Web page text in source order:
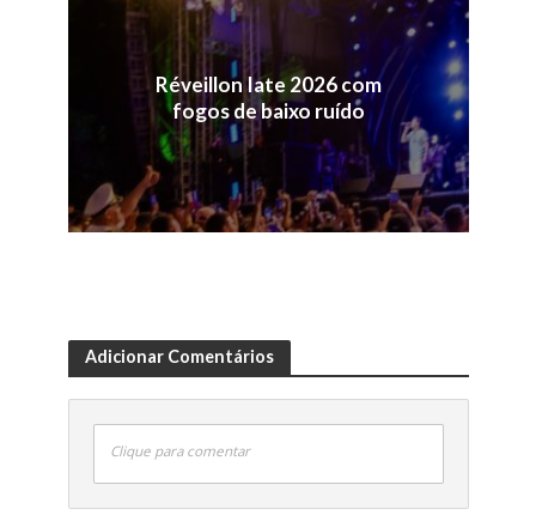
Réveillon Iate 2026 com
fogos de baixo ruído
Adicionar Comentários
Clique para comentar